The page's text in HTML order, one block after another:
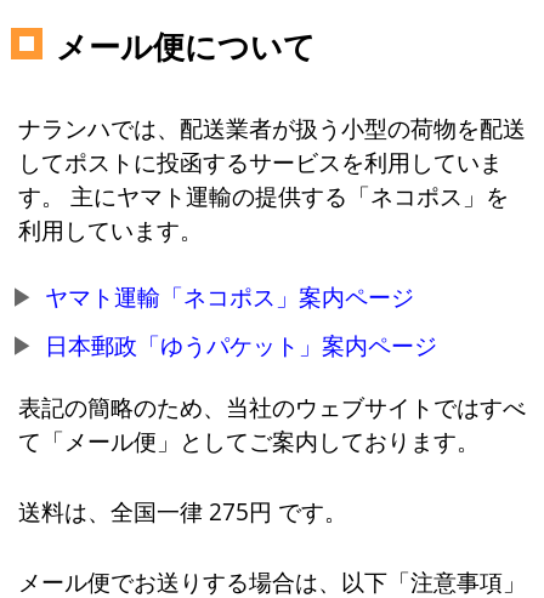
メール便について
ナランハでは、配送業者が扱う小型の荷物を配送
してポストに投函するサービスを利用していま
す。 主にヤマト運輸の提供する「ネコポス」を
利用しています。
ヤマト運輸「ネコポス」案内ページ
日本郵政「ゆうパケット」案内ページ
表記の簡略のため、当社のウェブサイトではすべ
て「メール便」としてご案内しております。
送料は、全国一律 275円 です。
メール便でお送りする場合は、以下「注意事項」